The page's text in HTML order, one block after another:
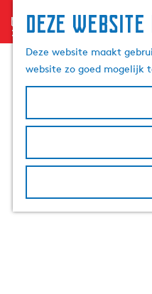
Deze
Deze website maakt
website zo goed mogelijk
menu
G
d
h
m
e